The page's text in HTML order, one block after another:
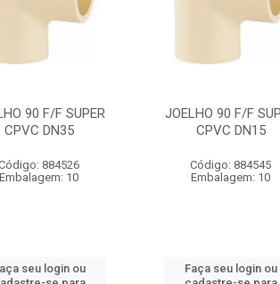
90 F/F SUPER
CPVC DN35
884526
Embalagem: 10
seu login ou
JOELHO 90 F/F
CPVC DN15
Código: 884545
Embalagem: 10
Faça seu login ou